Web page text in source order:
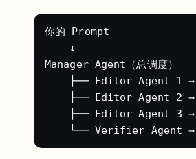
只做 Web 应用、想要框架自由度 →
不懂代码、只要最好看的 UI →
谁适合用 Replit Agent
想快速验证产品想法的创业者（从
正在学编程的学生（有学生折扣，$10/
想做内部工具但公司没有开发资源的
想同时搞前端+后端+数据库但不想配
你的 Prompt
    ↓
Manager Agent（总调度）
├── Editor Agent 1 →
├── Editor Agent 2 →
├── Editor Agent 3 →